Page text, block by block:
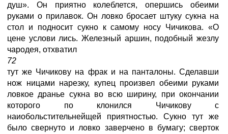
душ». Он приятно колеблется, опершись обеими
руками о прилавок. Он ловко бросает штуку сукна на
стол и подносит сукно к самому носу Чичикова. «О
цене услови лись. Железный аршин, подобный жезлу
чародея, отхватил
72
тут же Чичикову на фрак и на панталоны. Сделавши
нож ницами нарезку, купец произвел обеими руками
ловкое дранье сукна во всю ширину, при окончании
которого по клонился Чичикову с
наиобольстительнейщей приятностью. Сукно тут же
было свернуто и ловко заверчено в бумагу; сверток